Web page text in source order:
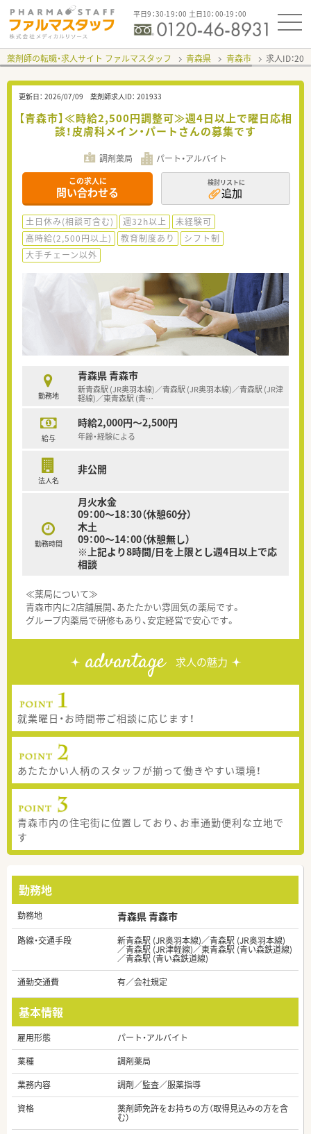
平日9：30-19：00 土日10：00-19：00
薬剤師の転職・求人サイト ファルマスタッフ 青森県 青森市 求人ID：
更新日： 2026/07/09 薬剤師求人ID： 201933
【青森市】≪時給2,500円調整可≫週4日以上で曜日応相
談！皮膚科メイン・パートさんの募集です
調剤薬局 パート・アルバイト
この求人に
問い合わせる
検討リストに
追加
土日休み(相談可含む) 週32h以上
未経験可
高時給(2,500円以上)
教育制度あり
シフト制
大手チェーン以外
勤務地
青森県 青森市
新青森駅 (JR奥羽本線)／青森駅 (JR奥羽本線)／青森駅 (JR津
軽線)／東青森駅 (青…
給与
時給2,000円～2,500円
年齢・経験による
法人名
非公開
勤務時間
月火水金
09：00～18：30（休憩60分）
木土
09：00～14：00（休憩無し）
※上記より8時間/日を上限とし週4日以上で応
相談
≪薬局について≫
青森市内に2店舗展開、あたたかい雰囲気の薬局です。
グループ内薬局で研修もあり、安定経営で安心です。
advantage 求人の魅力
就業曜日・お時間帯ご相談に応じます！
あたたかい人柄のスタッフが揃って働きやすい環境！
青森市内の住宅街に位置しており、お車通勤便利な立地で
す
勤務地
勤務地 青森県 青森市
路線・交通手段 新青森駅 (JR奥羽本線)／青森駅 (JR奥羽本線)
／青森駅 (JR津軽線)／東青森駅 (青い森鉄道線)
／青森駅 (青い森鉄道線)
通勤交通費
有／会社規定
基本情報
雇用形態
パート・アルバイト
業種
調剤薬局
業務内容
調剤／監査／服薬指導
資格
薬剤師免許をお持ちの方（取得見込みの方を含
む）